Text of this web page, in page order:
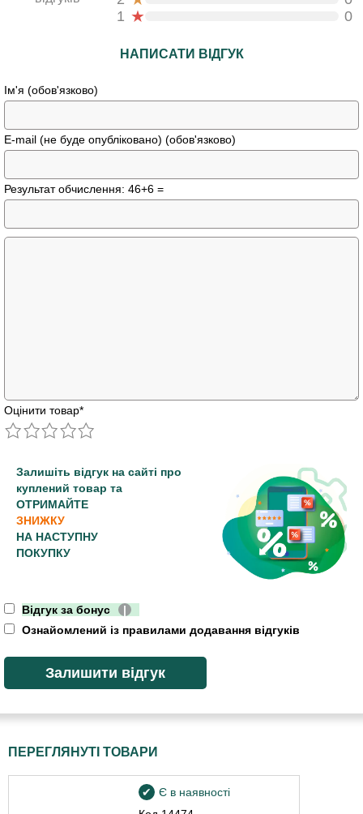
1 ★ 0
НАПИСАТИ ВІДГУК
Ім'я (обов'язково)
E-mail (не буде опубліковано) (обов'язково)
Результат обчислення: 46+6 =
Оцінити товар*
Залишіть відгук на сайті про
куплений товар та
ОТРИМАЙТЕ
ЗНИЖКУ
НА НАСТУПНУ
ПОКУПКУ
Відгук за бонус
|
Ознайомлений із правилами додавання відгуків
ПЕРЕГЛЯНУТІ ТОВАРИ
Є в наявності